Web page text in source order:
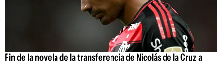
Fin de la novela de la transferencia de Nicolás de la Cruz a